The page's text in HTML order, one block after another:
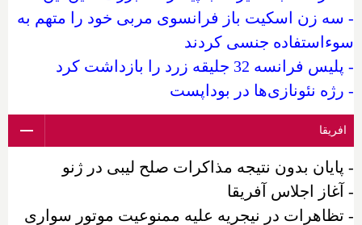
- سه زن اسکیت باز فرانسوی مربی خود را متهم به
سوءاستفاده جنسی کردند
- پلیس فرانسه 32 جلیقه زرد را بازداشت کرد
- رژه نئونازی‌ها در بوداپست
افریقا
- پایان بدون نتیجه مذاکرات صلح لیبی در ژنو
- آغاز اجلاس آفریقا
- تظاهرات در نیجریه علیه ممنوعیت موتور سواری